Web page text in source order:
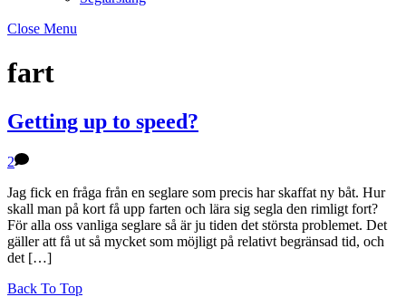
Close Menu
fart
Getting up to speed?
2
Jag fick en fråga från en seglare som precis har skaffat ny båt. Hur
skall man på kort få upp farten och lära sig segla den rimligt fort?
För alla oss vanliga seglare så är ju tiden det största problemet. Det
gäller att få ut så mycket som möjligt på relativt begränsad tid, och
det […]
Back To Top